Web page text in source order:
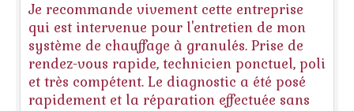
Je recommande vivement cette entreprise
qui est intervenue pour l'entretien de mon
système de chauffage à granulés. Prise de
rendez-vous rapide, technicien ponctuel, poli
et très compétent. Le diagnostic a été posé
rapidement et la réparation effectuée sans